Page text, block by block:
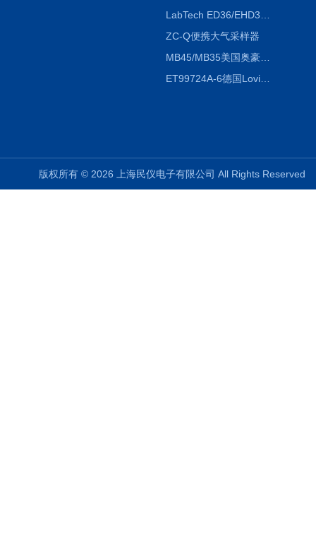
ZC-Q便携大气采样器
MB45/MB35美国奥豪斯OHAUS MB45/MB35卤素红外水分测定仪
ET99724A-6德国Lovibond ET99724A-6微电脑BOD测定仪
版权所有 © 2026 上海民仪电子有限公司 All Rights